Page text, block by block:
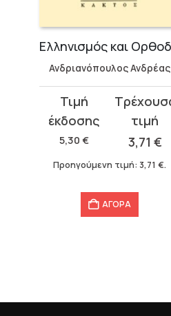
Ανδριανόπουλος Ανδρέας
5,30€
Original
price
was:
5,30 €.
3,71 €
τρέχουσα
τιμή
είναι:
Προηγούμενη τιμή: 3,71€.
ΑΓΟΡΑ